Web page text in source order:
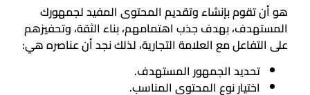
هو أن تقوم بإنشاء وتقديم المحتوى المفيد لجمهورك
المستهدف، بهدف جذب اهتمامهم، بناء الثقة، وتحفيزهم
على التفاعل مع العلامة التجارية، لذلك نجد أن عناصره هي:
تحديد الجمهور المستهدف.
اختيار نوع المحتوى المناسب.